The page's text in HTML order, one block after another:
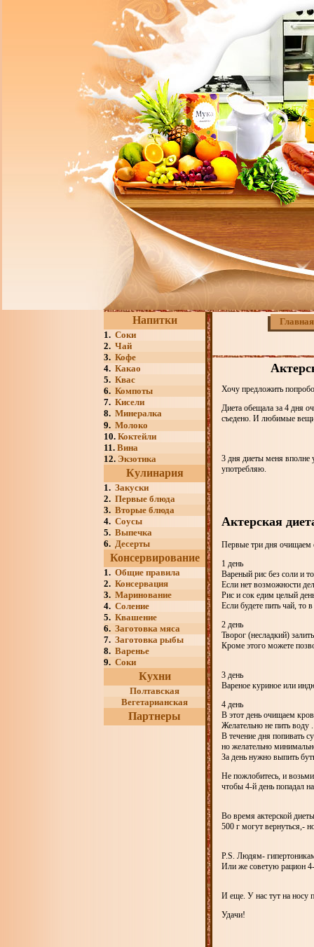
Напитки
1. Соки
2. Чай
3. Кофе
4. Какао
5. Квас
6. Компоты
7. Кисели
8. Минералка
9. Молоко
10. Коктейли
11. Вина
12. Экзотика
Кулинария
1. Закуски
2. Первые блюда
3. Вторые блюда
4. Соусы
5. Выпечка
6. Десерты
Консервирование
1. Общие правила
2. Консервация
3. Маринование
4. Соление
5. Квашение
6. Заготовка мяса
7. Заготовка рыбы
8. Варенье
9. Соки
Кухни
Полтавская
Вегетарианская
Партнеры
Главная
Хочу предложить
Диета обещала за 4 дня
съедено. И любимые
3 дня диеты меня вполне
употребляю.
Актерская
Первые три дня очищаем
1 день
Вареный рис без соли и
Если нет возможности
Рис и сок едим целый
Если будете пить чай, то
2 день
Творог (несладкий)
Кроме этого можете
3 день
Вареное куриное или
4 день
В этот день очищаем
Желательно не пить воду .
В течение дня попивать
но желательно
За день нужно выпить
Не пожлобитесь, и
чтобы 4-й день попадал
Во время актерской
500 г могут вернуться,-
P.S. Людям-
Или же советую рацион
И еще. У нас тут на носу
Удачи!